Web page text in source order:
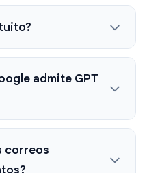
admite GPT
correos